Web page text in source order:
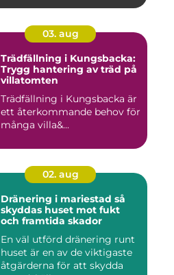
03. aug
Trädfällning i Kungsbacka:
Trygg hantering av träd på
villatomten
Trädfällning i Kungsbacka är
ett återkommande behov för
många villa&...
02. aug
Dränering i mariestad så
skyddas huset mot fukt
och framtida skador
En väl utförd dränering runt
huset är en av de viktigaste
åtgärderna för att skydda